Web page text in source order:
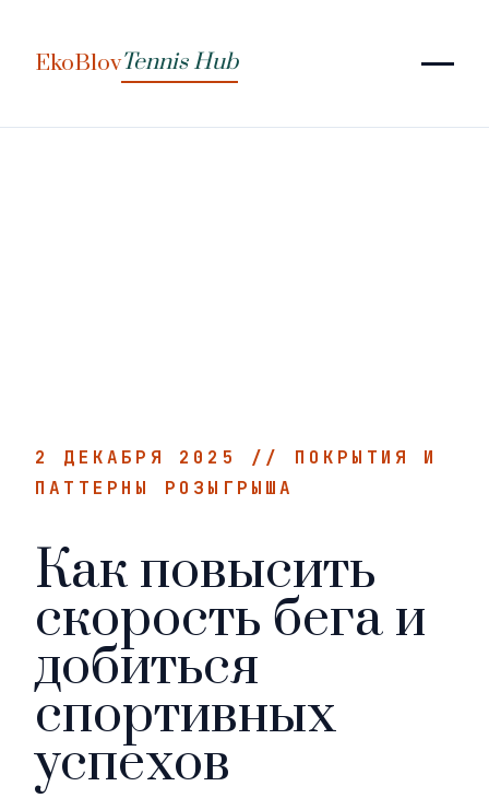
EkoBlovTennis Hub
2 ДЕКАБРЯ 2025 // ПОКРЫТИЯ И
ПАТТЕРНЫ РОЗЫГРЫША
Как повысить
скорость бега и
добиться
спортивных
успехов